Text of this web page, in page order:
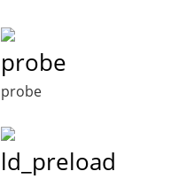
probe
probe
ld_preload